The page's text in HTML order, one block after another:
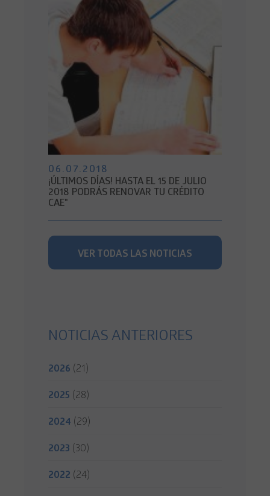
06.07.2018
¡ÚLTIMOS DÍAS! HASTA EL 15 DE JULIO
2018 PODRÁS RENOVAR TU CRÉDITO
CAE"
VER TODAS LAS NOTICIAS
NOTICIAS ANTERIORES
2026 (21)
2025 (28)
2024 (29)
2023 (30)
2022 (24)